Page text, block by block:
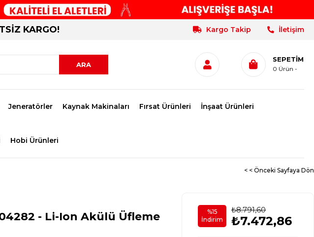
KARGO! Kargo Takip İletişim
SEPETIM
0 Ürün
Jeneratörler Kaynak Makinaları Fırsat Ürünleri İnşaat Ürünleri
Hobi Ürünleri
< < Önceki Sayfaya Dön
- Li-Ion Akülü Üfleme
%15
İndirim
₺8.791,60
₺7.472,86